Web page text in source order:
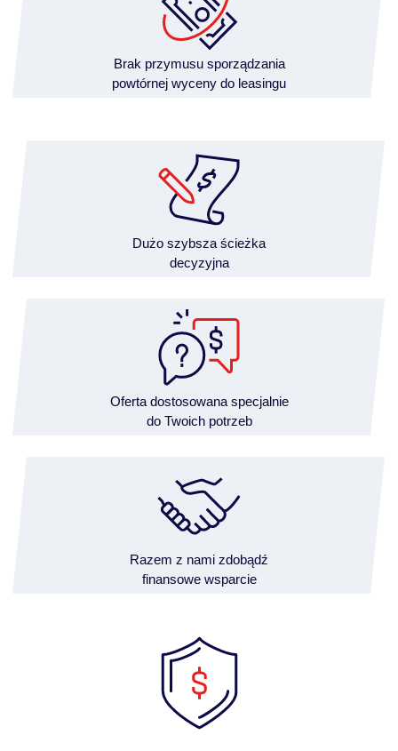
Brak przymusu sporządzania
powtórnej wyceny do leasingu
Dużo szybsza ścieżka
decyzyjna
Oferta dostosowana specjalnie
do Twoich potrzeb
Razem z nami zdobądź
finansowe wsparcie